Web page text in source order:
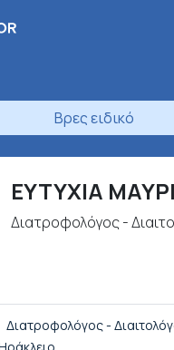
Βρες ειδικό
ΕΥΤΥΧΙΑ
Διατροφολόγος -
Διατροφολόγος -